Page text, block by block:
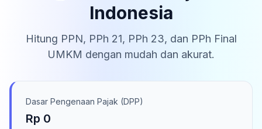
Indonesia
Hitung PPN, PPh 21, PPh 23, dan PPh Final
UMKM dengan mudah dan akurat.
Dasar Pengenaan Pajak (DPP)
Rp 0